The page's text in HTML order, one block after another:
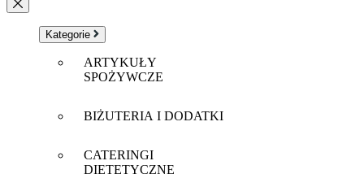
Kategorie
ARTYKUŁY
SPOŻYWCZE
BIŻUTERIA I DODATKI
CATERINGI
DIETETYCZNE